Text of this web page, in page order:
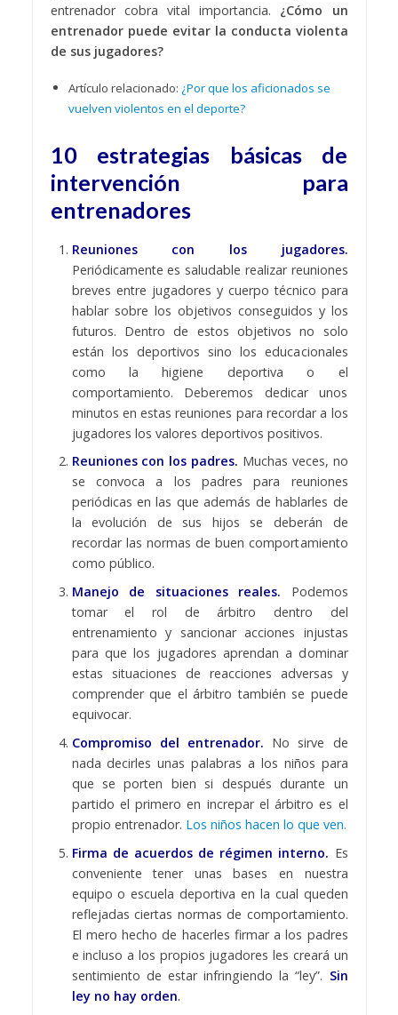
entrenador cobra vital importancia. ¿Cómo un
entrenador puede evitar la conducta violenta
de sus jugadores?
Artículo relacionado: ¿Por que los aficionados se
vuelven violentos en el deporte?
10 estrategias básicas de
intervención para
entrenadores
Reuniones con los jugadores.
Periódicamente es saludable realizar reuniones
breves entre jugadores y cuerpo técnico para
hablar sobre los objetivos conseguidos y los
futuros. Dentro de estos objetivos no solo
están los deportivos sino los educacionales
como la higiene deportiva o el
comportamiento. Deberemos dedicar unos
minutos en estas reuniones para recordar a los
jugadores los valores deportivos positivos.
Reuniones con los padres. Muchas veces, no
se convoca a los padres para reuniones
periódicas en las que además de hablarles de
la evolución de sus hijos se deberán de
recordar las normas de buen comportamiento
como público.
Manejo de situaciones reales. Podemos
tomar el rol de árbitro dentro del
entrenamiento y sancionar acciones injustas
para que los jugadores aprendan a dominar
estas situaciones de reacciones adversas y
comprender que el árbitro también se puede
equivocar.
Compromiso del entrenador. No sirve de
nada decirles unas palabras a los niños para
que se porten bien si después durante un
partido el primero en increpar el árbitro es el
propio entrenador. Los niños hacen lo que ven.
Firma de acuerdos de régimen interno. Es
conveniente tener unas bases en nuestra
equipo o escuela deportiva en la cual queden
reflejadas ciertas normas de comportamiento.
El mero hecho de hacerles firmar a los padres
e incluso a los propios jugadores les creará un
sentimiento de estar infringiendo la “ley”. Sin
ley no hay orden.